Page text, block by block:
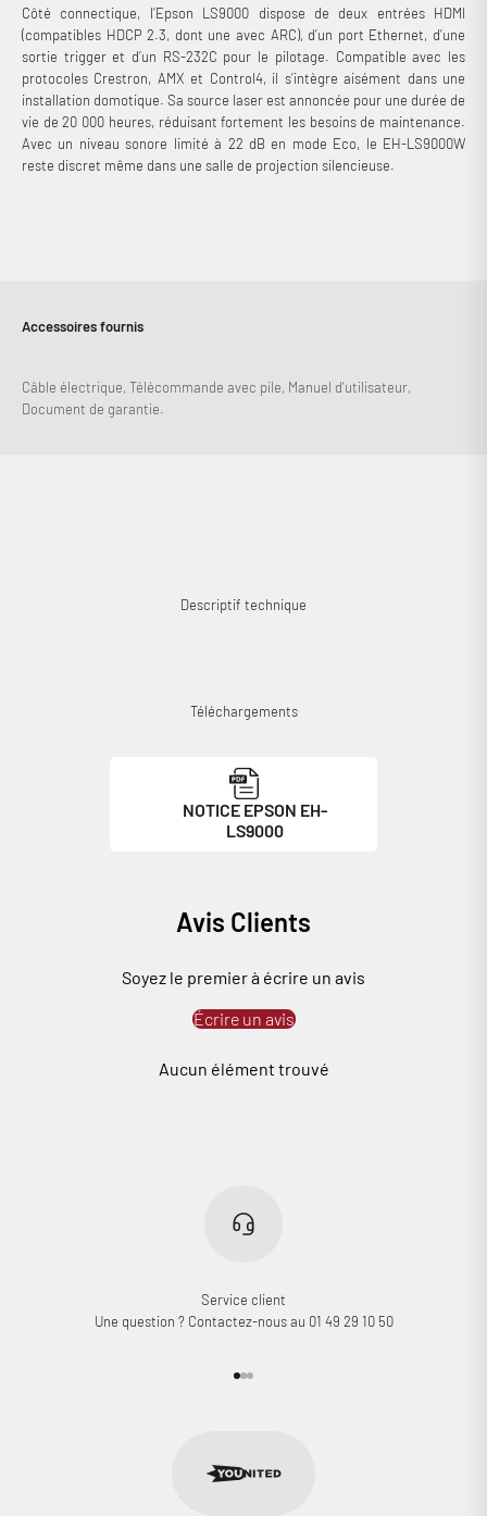
Côté connectique, l’Epson LS9000 dispose de deux entrées HDMI
(compatibles HDCP 2.3, dont une avec ARC), d’un port Ethernet, d’une
sortie trigger et d’un RS-232C pour le pilotage. Compatible avec les
protocoles Crestron, AMX et Control4, il s’intègre aisément dans une
installation domotique. Sa source laser est annoncée pour une durée de
vie de 20 000 heures, réduisant fortement les besoins de maintenance.
Avec un niveau sonore limité à 22 dB en mode Eco, le EH-LS9000W
reste discret même dans une salle de projection silencieuse.
Accessoires fournis
Câble électrique, Télécommande avec pile, Manuel d'utilisateur,
Document de garantie.
Descriptif technique
Téléchargements
NOTICE EPSON EH-
LS9000
Avis Clients
Soyez le premier à écrire un avis
Écrire un avis
Aucun élément trouvé
Service client
Une question ? Contactez-nous au 01 49 29 10 50
Aller à l'élément 1
Aller à l'élément 2
Aller à l'élément 3
Connectez-vous à votre compte pour ajouter des produits à